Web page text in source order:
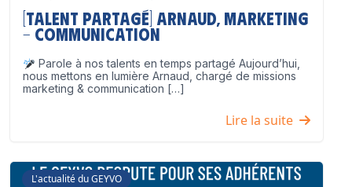
[Talent partagé] Arnaud, Marketing
– Communication
Parole à nos talents en temps partagé Aujourd’hui,
nous mettons en lumière Arnaud, chargé de missions
marketing & communication […]
Lire la suite
L'actualité du GEYVO